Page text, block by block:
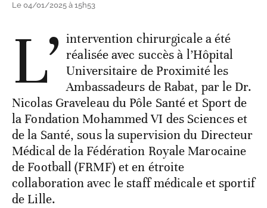
Le 04/01/2025 à 15h53
L’ intervention chirurgicale a été
réalisée avec succès à l’Hôpital
Universitaire de Proximité les
Ambassadeurs de Rabat, par le Dr.
Nicolas Graveleau du Pôle Santé et Sport de
la Fondation Mohammed VI des Sciences et
de la Santé, sous la supervision du Directeur
Médical de la Fédération Royale Marocaine
de Football (FRMF) et en étroite
collaboration avec le staff médicale et sportif
de Lille.